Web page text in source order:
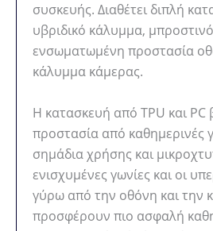
συσκευής. Διαθέτει διπλή
υβριδικό κάλυμμα,
ενσωματωμένη προστασία
κάλυμμα κάμερας.
Η κατασκευή από TPU και
προστασία από καθημερινές
σημάδια χρήσης και
ενισχυμένες γωνίες και οι
γύρω από την οθόνη και την
προσφέρουν πιο ασφαλή